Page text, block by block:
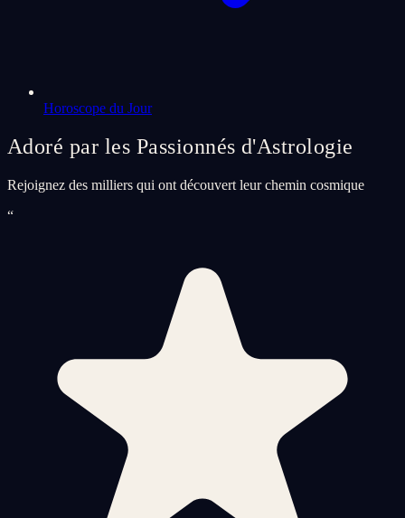
Horoscope du Jour
Adoré par les Passionnés d'Astrologie
Rejoignez des milliers qui ont découvert leur chemin cosmique
“